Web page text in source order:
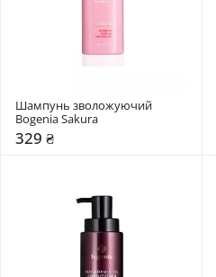
Шампунь зволожуючий
Bogenia Sakura
329 ₴